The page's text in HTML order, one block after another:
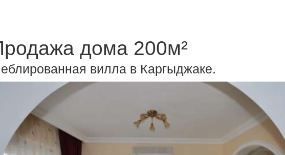
дома 200м²
вилла в Каргыджаке.